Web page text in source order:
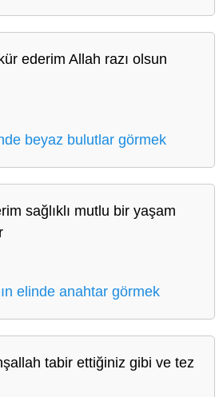
ederim Allah razı olsun
beyaz bulutlar görmek
sağlıklı mutlu bir yaşam
elinde anahtar görmek
tabir ettiğiniz gibi ve tez